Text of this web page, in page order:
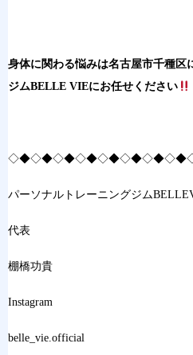
身体に関わる悩みは名古屋市千種区
ジムBELLE VIEにお任せください
パーソナルトレーニングジム
代表
棚橋功貴
Instagram
belle_vie.official